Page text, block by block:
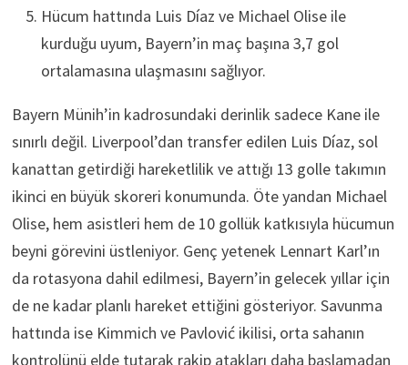
Hücum hattında Luis Díaz ve Michael Olise ile
kurduğu uyum, Bayern’in maç başına 3,7 gol
ortalamasına ulaşmasını sağlıyor.
Bayern Münih’in kadrosundaki derinlik sadece Kane ile
sınırlı değil. Liverpool’dan transfer edilen Luis Díaz, sol
kanattan getirdiği hareketlilik ve attığı 13 golle takımın
ikinci en büyük skoreri konumunda. Öte yandan Michael
Olise, hem asistleri hem de 10 gollük katkısıyla hücumun
beyni görevini üstleniyor. Genç yetenek Lennart Karl’ın
da rotasyona dahil edilmesi, Bayern’in gelecek yıllar için
de ne kadar planlı hareket ettiğini gösteriyor. Savunma
hattında ise Kimmich ve Pavlović ikilisi, orta sahanın
kontrolünü elde tutarak rakip atakları daha başlamadan